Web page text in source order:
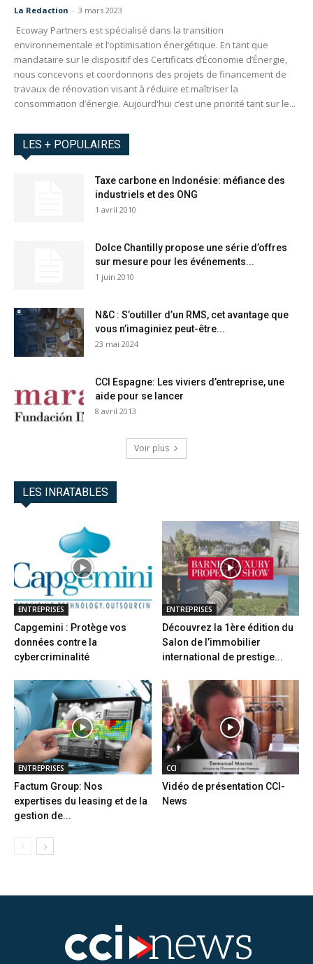
La Redaction - 3 mars 2023
Ecoway Partners est spécialisé dans la transition
environnementale et l’optimisation énergétique. En tant que
mandataire sur le dispositif des Certificats d’Économie d’Énergie,
nous concevons et coordonnons des projets de financement de
travaux de rénovation visant à réduire et maîtriser la
consommation d’énergie. Aujourd'hui c’est une priorité tant sur le...
LES + POPULAIRES
Taxe carbone en Indonésie: méfiance des
industriels et des ONG
1 avril 2010
Dolce Chantilly propose une série d’offres
sur mesure pour les événements...
1 juin 2010
N&C : S’outiller d’un RMS, cet avantage que
vous n’imaginiez peut-être...
23 mai 2024
CCI Espagne: Les viviers d’entreprise, une
aide pour se lancer
8 avril 2013
Voir plus
LES INRATABLES
ENTREPRISES
Capgemini : Protège vos
données contre la
cybercriminalité
ENTREPRISES
Découvrez la 1ère édition du
Salon de l’immobilier
international de prestige...
ENTREPRISES
Factum Group: Nos
expertises du leasing et de la
gestion de...
CCI
Vidéo de présentation CCI-
News